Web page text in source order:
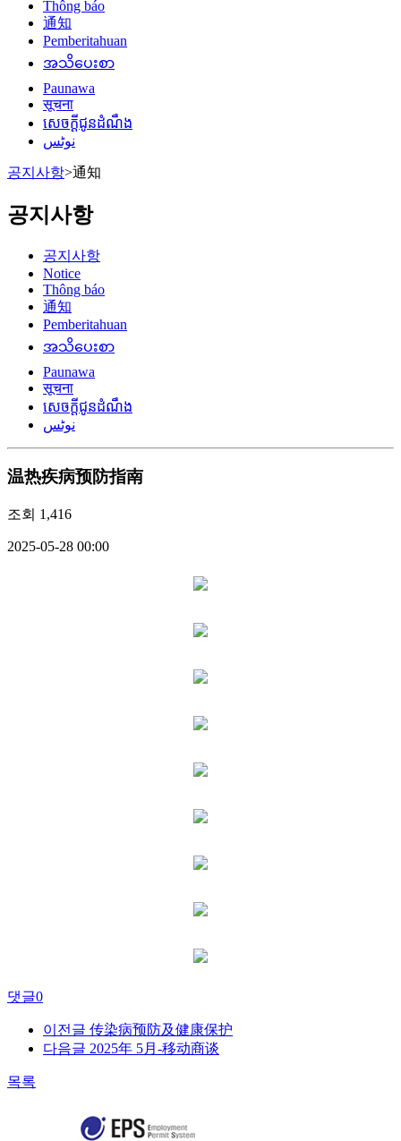
Thông báo
通知
Pemberitahuan
အသိပေးစာ
Paunawa
सूचना
សេចក្តីជូនដំណឹង
نوٹس
공지사항>通知
공지사항
공지사항
Notice
Thông báo
通知
Pemberitahuan
အသိပေးစာ
Paunawa
सूचना
សេចក្តីជូនដំណឹង
نوٹس
温热疾病预防指南
조회 1,416
2025-05-28 00:00
댓글0
이전글 传染病预防及健康保护
다음글 2025年 5月-移动商谈
목록